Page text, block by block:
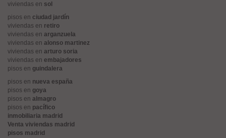
viviendas en sol
pisos en ciudad jardín
viviendas en retiro
viviendas en arganzuela
viviendas en alonso martinez
viviendas en arturo soria
viviendas en embajadores
pisos en guindalera
pisos en nueva españa
pisos en goya
pisos en almagro
pisos en pacífico
inmobiliaria madrid
Venta viviendas madrid
pisos madrid